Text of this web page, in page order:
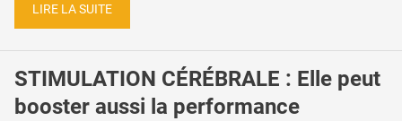
LIRE LA SUITE
STIMULATION CÉRÉBRALE : Elle peut
booster aussi la performance